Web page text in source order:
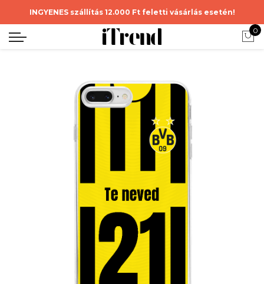
INGYENES szállítás 12.000 Ft feletti vásárlás esetén!
0